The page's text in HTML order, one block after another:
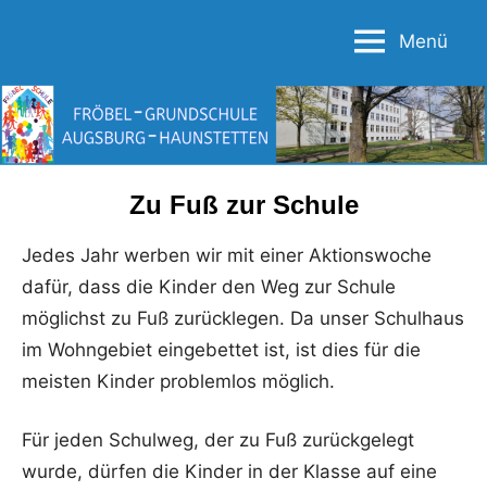
Grundschule
Augsburg-
Haunstetten
Menü
Zu Fuß zur Schule
Jedes Jahr werben wir mit einer Aktionswoche
dafür, dass die Kinder den Weg zur Schule
möglichst zu Fuß zurücklegen. Da unser Schulhaus
im Wohngebiet eingebettet ist, ist dies für die
meisten Kinder problemlos möglich.
Für jeden Schulweg, der zu Fuß zurückgelegt
wurde, dürfen die Kinder in der Klasse auf eine